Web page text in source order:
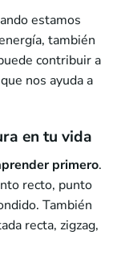
estamos
también
contribuir a
nos ayuda a
en tu vida
primero.
recto, punto
También
recta, zigzag,